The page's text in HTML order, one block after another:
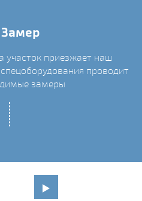
Замер
участок приезжает наш
проводит
замеры